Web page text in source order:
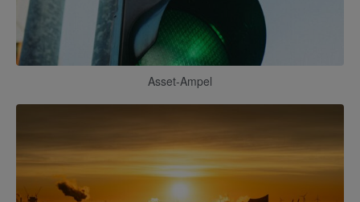
Asset-Ampel